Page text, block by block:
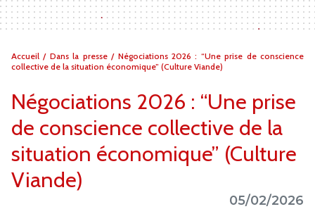
Vous
êtes
Accueil/ Dans la presse/ Négociations 2026 : “Une prise de conscience
collective de la situation économique” (Culture Viande)
Négociations 2026 : “Une prise
de conscience collective de la
situation économique” (Culture
Viande)
05/02/2026